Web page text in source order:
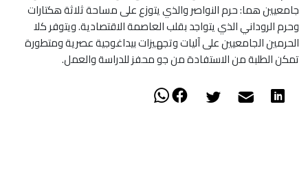
جامعيين هما: حرم النواصر والذي يتوزع على مساحة ثلاثة هكتارات
وحرم الروداني الذي يتواجد بقلب العاصمة الاقتصادية. ويتوفر كلا
الحرمين الجامعيين على آليات وتجهيزات بيداغوجية عصرية ومتطورة
تمكن الطلبة من الاستفادة من جو محفز للدراسة والعمل.